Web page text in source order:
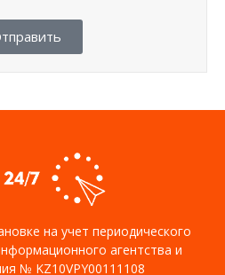
на учет периодического
агентства и
№ KZ10VPY00111108